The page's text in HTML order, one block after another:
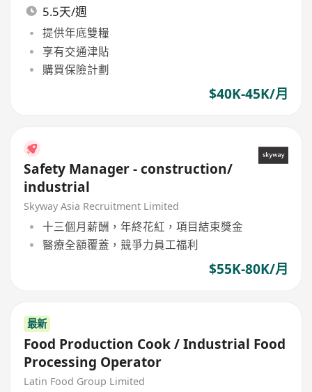
5.5天/週
提供年底雙糧
享有交通津貼
購買保險計劃
$40K-45K/月
Safety Manager - construction/
industrial
Skyway Asia Recruitment Limited
十三個月薪酬，年終花紅，項目結束獎金
醫療全額覆蓋，競爭力員工福利
$55K-80K/月
最新
Food Production Cook / Industrial Food
Processing Operator
Latin Food Group Limited